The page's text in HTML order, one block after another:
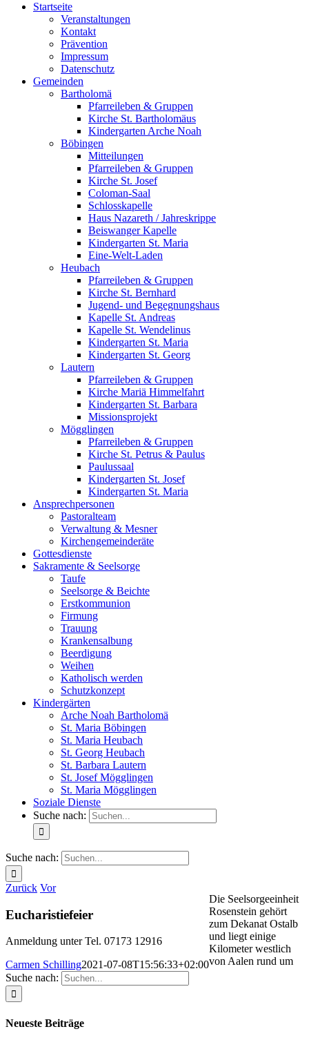
Startseite
Veranstaltungen
Kontakt
Prävention
Impressum
Datenschutz
Gemeinden
Bartholomä
Pfarreileben & Gruppen
Kirche St. Bartholomäus
Kindergarten Arche Noah
Böbingen
Mitteilungen
Pfarreileben & Gruppen
Kirche St. Josef
Coloman-Saal
Schlosskapelle
Haus Nazareth / Jahreskrippe
Beiswanger Kapelle
Kindergarten St. Maria
Eine-Welt-Laden
Heubach
Pfarreileben & Gruppen
Kirche St. Bernhard
Jugend- und Begegnungshaus
Kapelle St. Andreas
Kapelle St. Wendelinus
Kindergarten St. Maria
Kindergarten St. Georg
Lautern
Pfarreileben & Gruppen
Kirche Mariä Himmelfahrt
Kindergarten St. Barbara
Missionsprojekt
Mögglingen
Pfarreileben & Gruppen
Kirche St. Petrus & Paulus
Paulussaal
Kindergarten St. Josef
Kindergarten St. Maria
Ansprechpersonen
Pastoralteam
Verwaltung & Mesner
Kirchengemeinderäte
Gottesdienste
Sakramente & Seelsorge
Taufe
Seelsorge & Beichte
Erstkommunion
Firmung
Trauung
Krankensalbung
Beerdigung
Weihen
Katholisch werden
Schutzkonzept
Kindergärten
Arche Noah Bartholomä
St. Maria Böbingen
St. Maria Heubach
St. Georg Heubach
St. Barbara Lautern
St. Josef Mögglingen
St. Maria Mögglingen
Soziale Dienste
Suche nach:
Suche nach:
Zurück Vor
Eucharistiefeier
Anmeldung unter Tel. 07173 12916
Carmen Schilling2021-07-08T15:56:33+02:00
Suche nach:
Neueste Beiträge
Die Seelsorgeeinheit
Rosenstein gehört
zum Dekanat Ostalb
und liegt einige
Kilometer westlich
von Aalen rund um